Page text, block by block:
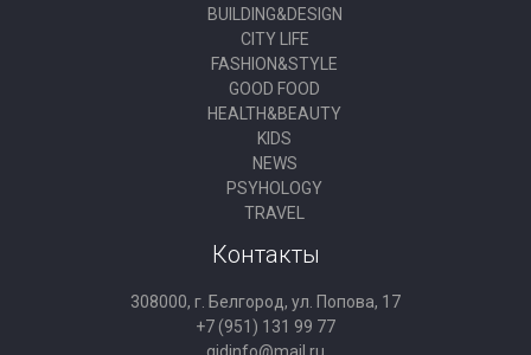
BUILDING&DESIGN
CITY LIFE
FASHION&STYLE
GOOD FOOD
HEALTH&BEAUTY
KIDS
NEWS
PSYHOLOGY
TRAVEL
Контакты
308000, г. Белгород, ул. Попова, 17
+7 (951) 131 99 77
gidinfo@mail.ru